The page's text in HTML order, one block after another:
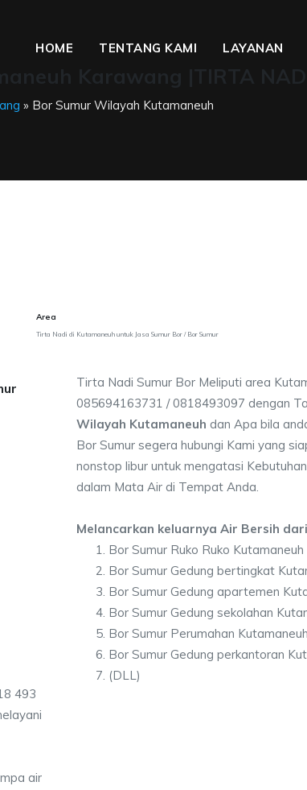
HOME TENTANG KAMI LAYANAN
» Bor Sumur Wilayah Kutamaneuh
Area
Tirta Nadi di Kutamaneuh untuk Jasa Sumur Bor / Bor Sumur
493
air
Tirta Nadi Sumur Bor Meliputi area
085694163731 / 0818493097 dengan
Wilayah Kutamaneuh dan Apa bila
Bor Sumur segera hubungi Kami yang
nonstop libur untuk mengatasi
dalam Mata Air di Tempat Anda.
Melancarkan keluarnya Air Bersih
Bor Sumur Ruko Ruko Kutamaneuh
Bor Sumur Gedung bertingkat
Bor Sumur Gedung apartemen
Bor Sumur Gedung sekolahan
Bor Sumur Perumahan Kutamaneuh
Bor Sumur Gedung perkantoran
(DLL)